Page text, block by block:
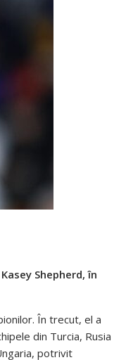
Shepherd, în
În trecut, el a
din Turcia, Rusia
potrivit